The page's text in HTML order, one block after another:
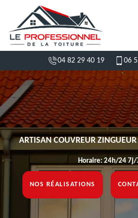
04 82 29 40 19 06
ARTISAN COUVREUR
Horaire: 24h/24 7j/
NOS RÉALISATIONS